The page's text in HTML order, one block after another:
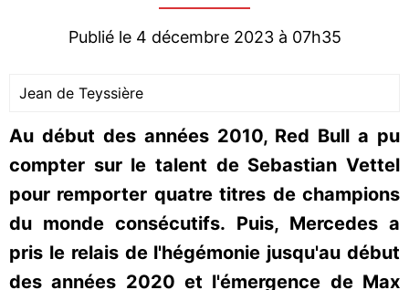
Publié le 4 décembre 2023 à 07h35
Jean de Teyssière
Au début des années 2010, Red Bull a pu
compter sur le talent de Sebastian Vettel
pour remporter quatre titres de champions
du monde consécutifs. Puis, Mercedes a
pris le relais de l'hégémonie jusqu'au début
des années 2020 et l'émergence de Max